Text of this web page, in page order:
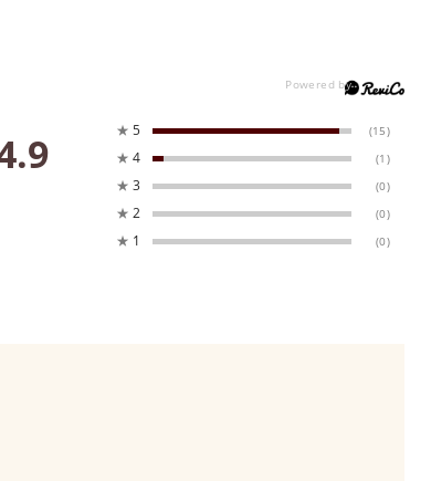
★ 5 (15)
★ 4 (1)
★ 3 (0)
★ 2 (0)
★ 1 (0)